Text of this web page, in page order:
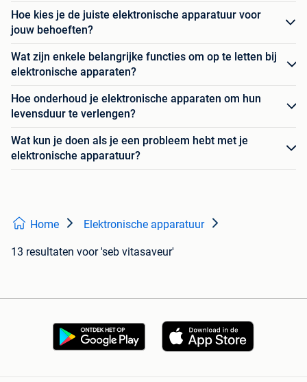
Hoe kies je de juiste elektronische apparatuur voor
jouw behoeften?
Wat zijn enkele belangrijke functies om op te letten bij
elektronische apparaten?
Hoe onderhoud je elektronische apparaten om hun
levensduur te verlengen?
Wat kun je doen als je een probleem hebt met je
elektronische apparatuur?
Home Elektronische apparatuur
13 resultaten voor 'seb vitasaveur'